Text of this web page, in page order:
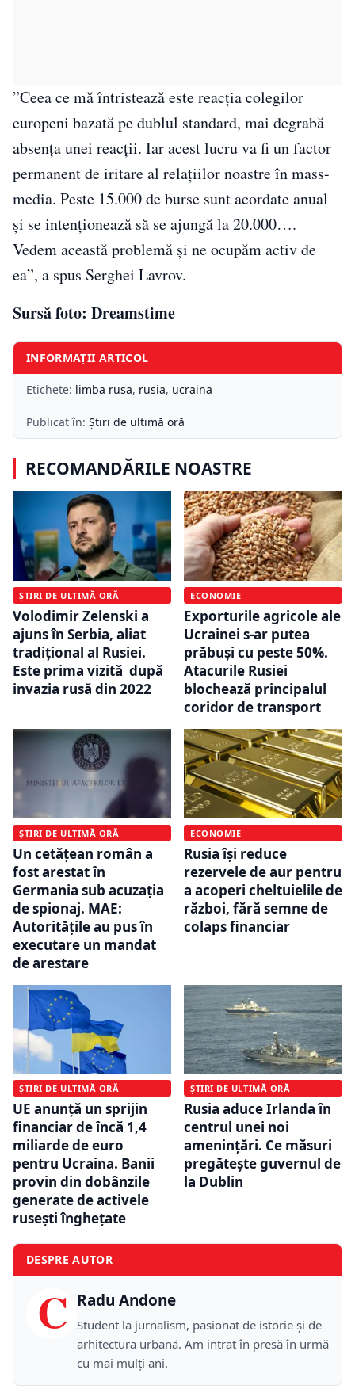
”Ceea ce mă întristează este reacția colegilor
europeni bazată pe dublul standard, mai degrabă
absența unei reacții. Iar acest lucru va fi un factor
permanent de iritare al relațiilor noastre în mass-
media. Peste 15.000 de burse sunt acordate anual
și se intenționează să se ajungă la 20.000….
Vedem această problemă și ne ocupăm activ de
ea”, a spus Serghei Lavrov.
Sursă foto: Dreamstime
INFORMAȚII ARTICOL
Etichete: limba rusa, rusia, ucraina
Publicat în: Știri de ultimă oră
RECOMANDĂRILE NOASTRE
ȘTIRI DE ULTIMĂ ORĂ
Volodimir Zelenski a
ajuns în Serbia, aliat
tradiţional al Rusiei.
Este prima vizită după
invazia rusă din 2022
ECONOMIE
Exporturile agricole ale
Ucrainei s-ar putea
prăbuși cu peste 50%.
Atacurile Rusiei
blochează principalul
coridor de transport
ȘTIRI DE ULTIMĂ ORĂ
Un cetățean român a
fost arestat în
Germania sub acuzația
de spionaj. MAE:
Autorităţile au pus în
executare un mandat
de arestare
ECONOMIE
Rusia își reduce
rezervele de aur pentru
a acoperi cheltuielile de
război, fără semne de
colaps financiar
ȘTIRI DE ULTIMĂ ORĂ
UE anunță un sprijin
financiar de încă 1,4
miliarde de euro
pentru Ucraina. Banii
provin din dobânzile
generate de activele
rusești înghețate
ȘTIRI DE ULTIMĂ ORĂ
Rusia aduce Irlanda în
centrul unei noi
amenințări. Ce măsuri
pregătește guvernul de
la Dublin
DESPRE AUTOR
C Radu Andone
Student la jurnalism, pasionat de istorie și de
arhitectura urbană. Am intrat în presă în urmă
cu mai mulți ani.